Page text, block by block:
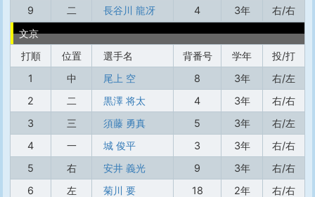
9
二 長谷川 龍冴 4 3年
右/右
文京
打順
位置 選手名 背番号 学年
投/打
1
中 尾上 空 8 3年
右/左
2
二 黒澤 将太 4 3年
右/右
3
三 須藤 勇真 5 3年
右/左
4
一 城 俊平 3 3年
右/右
5
右 安井 義光 9 3年
右/右
6
左 菊川 要 18 2年
右/右